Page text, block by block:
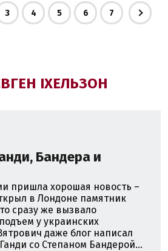
3 4 5 6 7
ІХЕЛЬЗОН
Бандера и
пришла хорошая новость –
в Лондоне памятник
сразу же вызвало
у украинских
даже блог написал
со Степаном Бандерой...